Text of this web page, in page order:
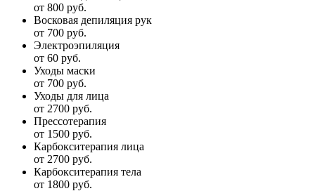
от 800 руб.
Восковая депиляция рук
от 700 руб.
Электроэпиляция
от 60 руб.
Уходы маски
от 700 руб.
Уходы для лица
от 2700 руб.
Прессотерапия
от 1500 руб.
Карбокситерапия лица
от 2700 руб.
Карбокситерапия тела
от 1800 руб.